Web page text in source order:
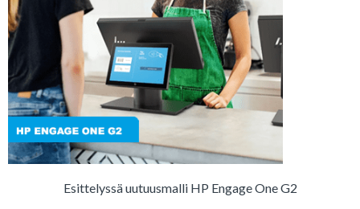
Esittelyssä uutuusmalli HP Engage One G2